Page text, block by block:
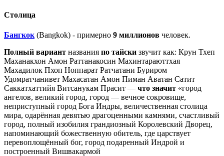
Столица
Бангкок (Bangkok) - примерно 9 миллионов человек.
Полный вариант названия по тайски звучит как: Крун Тхеп
Маханакхон Амон Раттанакосин Махинтараюттхая
Махадилок Пхоп Ноппарат Ратчатани Буриром
Удомратчанивет Махасатан Амон Пиман Аватан Сатит
Саккатхаттийя Витсанукам Прасит — что значит «город
ангелов, великий город, город — вечное сокровище,
неприступный город Бога Индры, величественная столица
мира, одарённая девятью драгоценными камнями, счастливый
город, полный изобилия грандиозный Королевский Дворец,
напоминающий божественную обитель, где царствует
перевоплощённый бог, город подаренный Индрой и
построенный Вишвакармой